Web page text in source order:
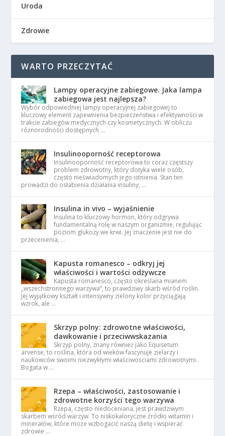
Uroda
Zdrowie
WARTO PRZECZYTAĆ
Lampy operacyjne zabiegowe. Jaka lampa
zabiegowa jest najlepsza?
Wybór odpowiedniej lampy operacyjnej zabiegowej to
kluczowy element zapewnienia bezpieczeństwa i efektywności w
trakcie zabiegów medycznych czy kosmetycznych. W obliczu
różnorodności dostępnych …
Insulinooporność receptorowa
Insulinooporność receptorowa to coraz częstszy
problem zdrowotny, który dotyka wiele osób,
często nieświadomych jego istnienia. Stan ten
prowadzi do osłabienia działania insuliny, …
Insulina in vivo – wyjaśnienie
Insulina to kluczowy hormon, który odgrywa
fundamentalną rolę w naszym organizmie, regulując
poziom glukozy we krwi. Jej znaczenie jest nie do
przecenienia, …
Kapusta romanesco – odkryj jej
właściwości i wartości odżywcze
Kapusta romanesco, często określana mianem
„wszechstronnego warzywa”, to prawdziwy skarb wśród roślin.
Jej wyjątkowy kształt i intensywny zielony kolor przyciągają
wzrok, ale …
Skrzyp polny: zdrowotne właściwości,
dawkowanie i przeciwwskazania
Skrzyp polny, znany również jako Equisetum
arvense, to roślina, która od wieków fascynuje zielarzy i
naukowców swoimi niezwykłymi właściwościami zdrowotnymi.
Bogata w …
Rzepa – właściwości, zastosowanie i
zdrowotne korzyści tego warzywa
Rzepa, często niedoceniana, jest prawdziwym
skarbem wśród warzyw. To niskokaloryczne źródło witamin i
minerałów, które może wzbogacić naszą dietę i wspierać
zdrowie …